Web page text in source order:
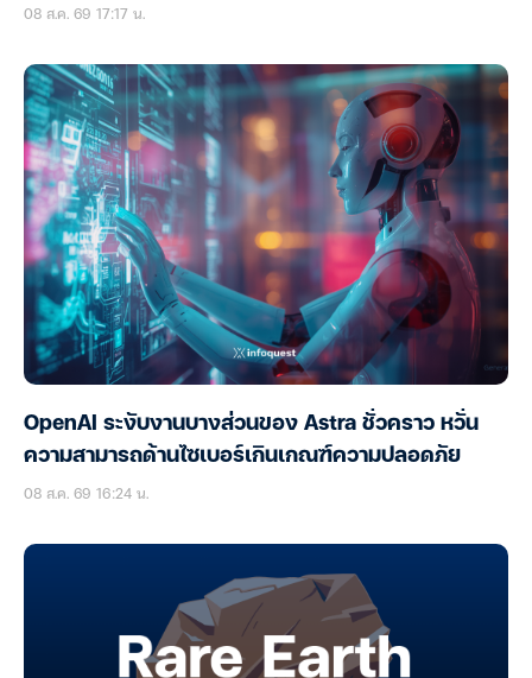
08 ส.ค. 69 17:17 น.
OpenAI ระงับงานบางส่วนของ Astra ชั่วคราว หวั่น
ความสามารถด้านไซเบอร์เกินเกณฑ์ความปลอดภัย
08 ส.ค. 69 16:24 น.